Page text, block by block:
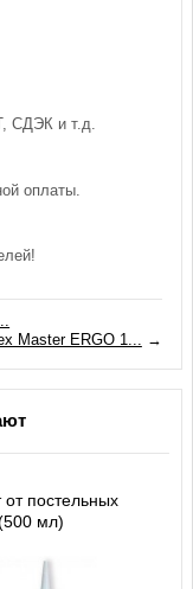
СДЭК и т.д.
оплаты.
Master ERGO 1... →
от постельных
мл)